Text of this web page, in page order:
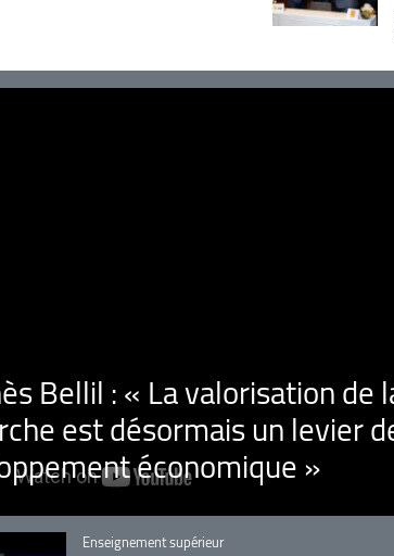
Bellil : « La valorisation de
est désormais un levier
économique »
Catégorie
Enseignement supérieur